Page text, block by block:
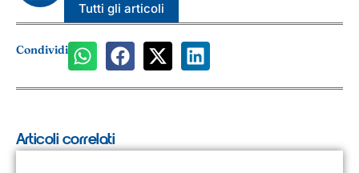
Tutti gli articoli
Condividi
Articoli correlati